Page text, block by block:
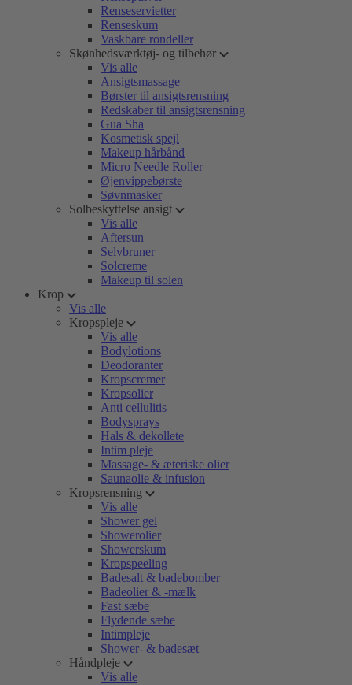
Renseservietter
Renseskum
Vaskbare rondeller
Skønhedsværktøj- og tilbehør
Vis alle
Ansigtsmassage
Børster til ansigtsrensning
Redskaber til ansigtsrensning
Gua Sha
Kosmetisk spejl
Makeup hårbånd
Micro Needle Roller
Øjenvippebørste
Søvnmasker
Solbeskyttelse ansigt
Vis alle
Aftersun
Selvbruner
Solcreme
Makeup til solen
Krop
Vis alle
Kropspleje
Vis alle
Bodylotions
Deodoranter
Kropscremer
Kropsolier
Anti cellulitis
Bodysprays
Hals & dekollete
Intim pleje
Massage- & æteriske olier
Saunaolie & infusion
Kropsrensning
Vis alle
Shower gel
Showerolier
Showerskum
Kropspeeling
Badesalt & badebomber
Badeolier & -mælk
Fast sæbe
Flydende sæbe
Intimpleje
Shower- & badesæt
Håndpleje
Vis alle